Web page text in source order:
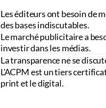
Les éditeurs ont besoin de
des bases indiscutables.
Le marché publicitaire a
investir dans les médias.
La transparence ne se
L'ACPM est un tiers
print et le digital.